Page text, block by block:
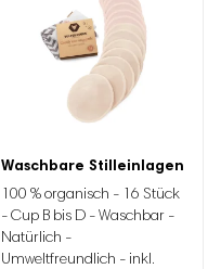
Waschbare Stilleinlagen
100 % organisch - 16 Stück
- Cup B bis D - Waschbar -
Natürlich -
Umweltfreundlich - inkl.
Ursprünglicher
Preis
war:
39.95
Aktueller
Preis
ist:
17.95.